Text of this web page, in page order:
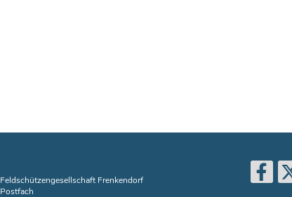
Feldschützengesellschaft Frenkendorf
Postfach